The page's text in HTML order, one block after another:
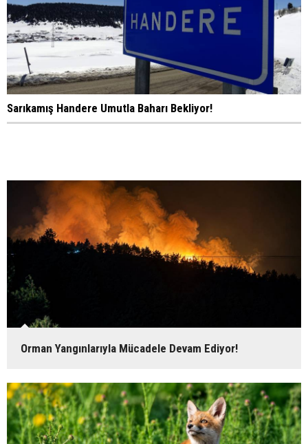
Sarıkamış Handere Umutla Baharı Bekliyor!
Orman Yangınlarıyla Mücadele Devam Ediyor!